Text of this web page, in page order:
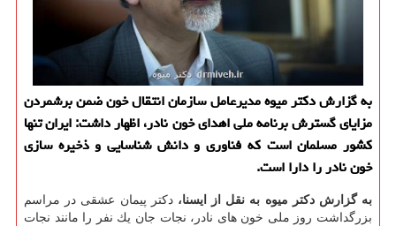
به گزارش دكتر میوه مدیرعامل سازمان انتقال خون ضمن برشمردن
مزایای گسترش برنامه ملی اهدای خون نادر، اظهار داشت: ایران تنها
كشور مسلمان است كه فناوری و دانش شناسایی و ذخیره سازی
خون نادر را دارا است.
به گزارش دكتر میوه به نقل از ایسنا،دكتر پیمان عشقی در مراسم
بزرگداشت روز ملی خون های نادر، نجات جان یك نفر را مانند نجات